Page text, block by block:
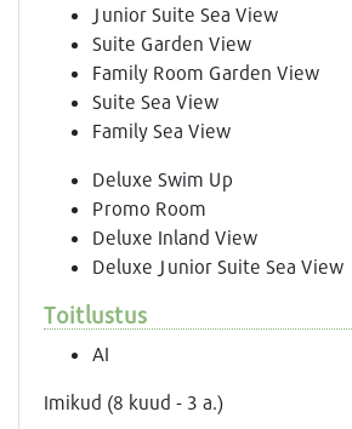
Junior Suite Sea View
Suite Garden View
Family Room Garden View
Suite Sea View
Family Sea View
Deluxe Swim Up
Promo Room
Deluxe Inland View
Deluxe Junior Suite Sea View
Toitlustus
AI
Imikud (8 kuud - 3 a.)